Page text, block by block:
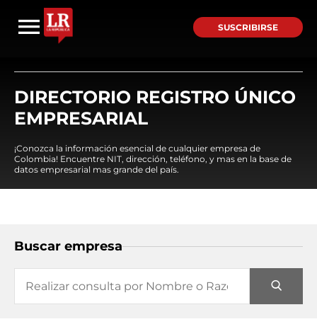
SUSCRIBIRSE
DIRECTORIO REGISTRO ÚNICO
EMPRESARIAL
¡Conozca la información esencial de cualquier empresa de
Colombia! Encuentre NIT, dirección, teléfono, y mas en la base de
datos empresarial mas grande del país.
Buscar empresa